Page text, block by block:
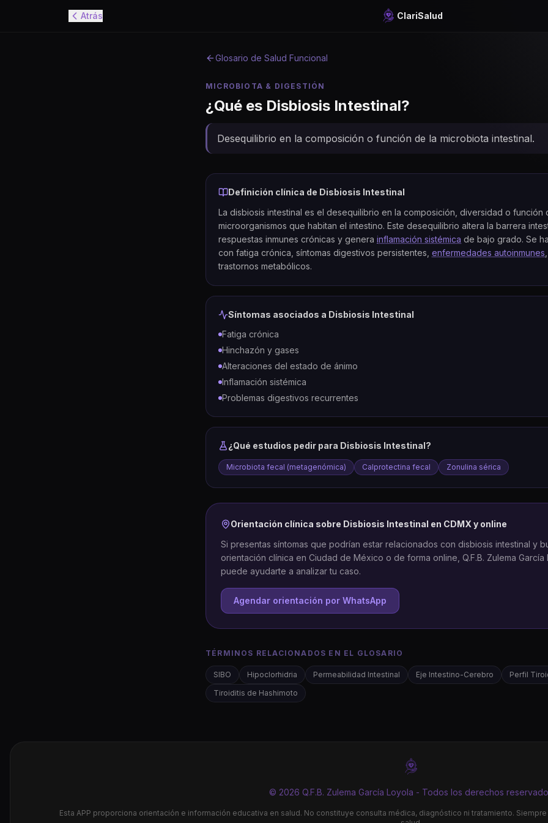
Atrás ClariSalud
Glosario de Salud Funcional
MICROBIOTA & DIGESTIÓN
¿Qué es Disbiosis Intestinal?
Desequilibrio en la composición o función de la microbiota intestinal.
Definición clínica de Disbiosis Intestinal
La disbiosis intestinal es el desequilibrio en la composición, diversidad o función
microorganismos que habitan el intestino. Este desequilibrio altera la barrera
respuestas inmunes crónicas y genera inflamación sistémica de bajo grado. Se
con fatiga crónica, síntomas digestivos persistentes, enfermedades autoinmunes
trastornos metabólicos.
Síntomas asociados a Disbiosis Intestinal
Fatiga crónica
Hinchazón y gases
Alteraciones del estado de ánimo
Inflamación sistémica
Problemas digestivos recurrentes
¿Qué estudios pedir para Disbiosis Intestinal?
Microbiota fecal (metagenómica) Calprotectina fecal Zonulina sérica
Orientación clínica sobre Disbiosis Intestinal en CDMX y online
Si presentas síntomas que podrían estar relacionados con disbiosis intestinal y
orientación clínica en Ciudad de México o de forma online, Q.F.B. Zulema García
puede ayudarte a analizar tu caso.
Agendar orientación por WhatsApp
TÉRMINOS RELACIONADOS EN EL GLOSARIO
SIBO Hipoclorhidria Permeabilidad Intestinal Eje Intestino-Cerebro
Perfil
Tiroiditis de Hashimoto
© 2026 Q.F.B. Zulema García Loyola - Todos los derechos
Esta APP proporciona orientación e información educativa en salud. No constituye consulta médica, diagnóstico ni tratamiento.